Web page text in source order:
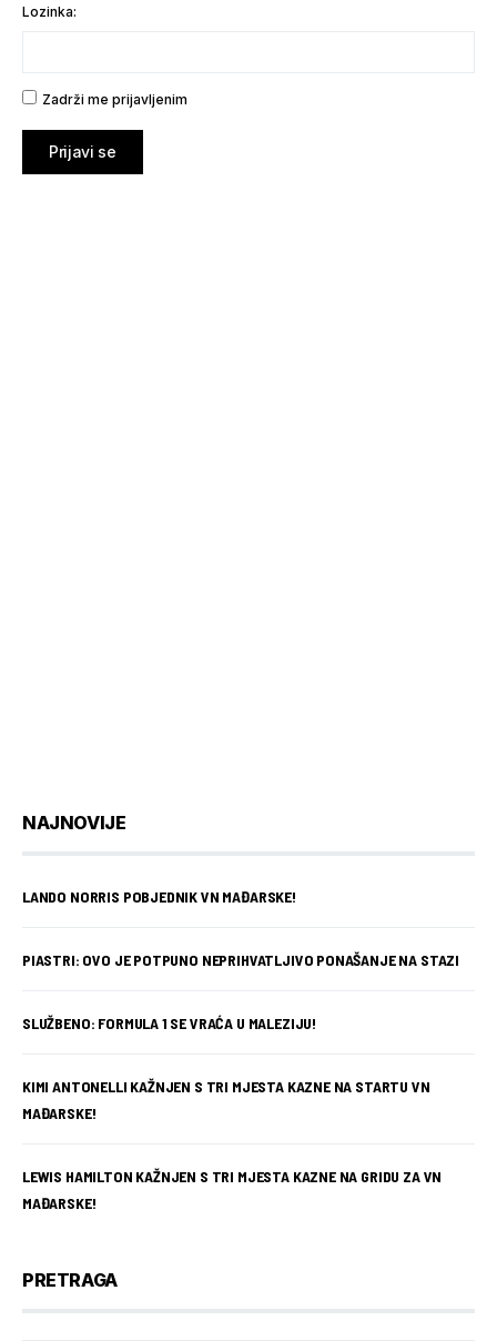
Lozinka:
Zadrži me prijavljenim
Prijavi se
NAJNOVIJE
LANDO NORRIS POBJEDNIK VN MAĐARSKE!
PIASTRI: OVO JE POTPUNO NEPRIHVATLJIVO PONAŠANJE NA STAZI
SLUŽBENO: FORMULA 1 SE VRAĆA U MALEZIJU!
KIMI ANTONELLI KAŽNJEN S TRI MJESTA KAZNE NA STARTU VN
MAĐARSKE!
LEWIS HAMILTON KAŽNJEN S TRI MJESTA KAZNE NA GRIDU ZA VN
MAĐARSKE!
PRETRAGA